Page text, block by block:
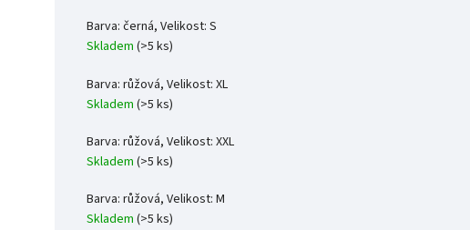
Barva: černá, Velikost: S
Skladem (>5 ks)
Barva: růžová, Velikost: XL
Skladem (>5 ks)
Barva: růžová, Velikost: XXL
Skladem (>5 ks)
Barva: růžová, Velikost: M
Skladem (>5 ks)